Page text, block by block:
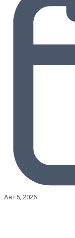
Авг 5, 2026